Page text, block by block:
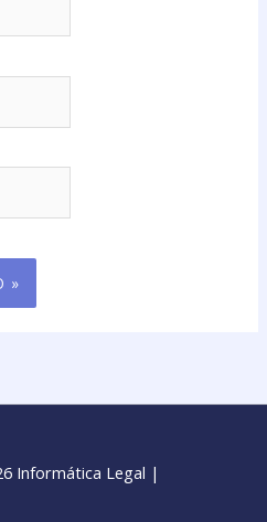
Informática Legal |